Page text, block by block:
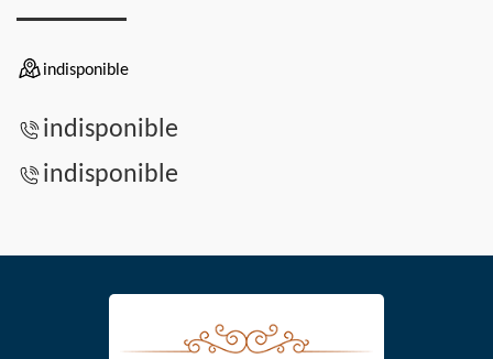
indisponible
indisponible
indisponible